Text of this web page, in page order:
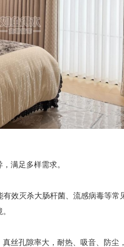
满足多样需求。
灭杀大肠杆菌、流感病毒等常
孔隙率大，耐热、吸音、防尘